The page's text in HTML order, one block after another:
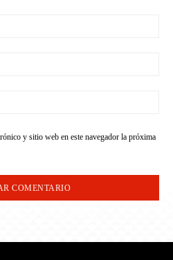
y sitio web en este navegador la próxima